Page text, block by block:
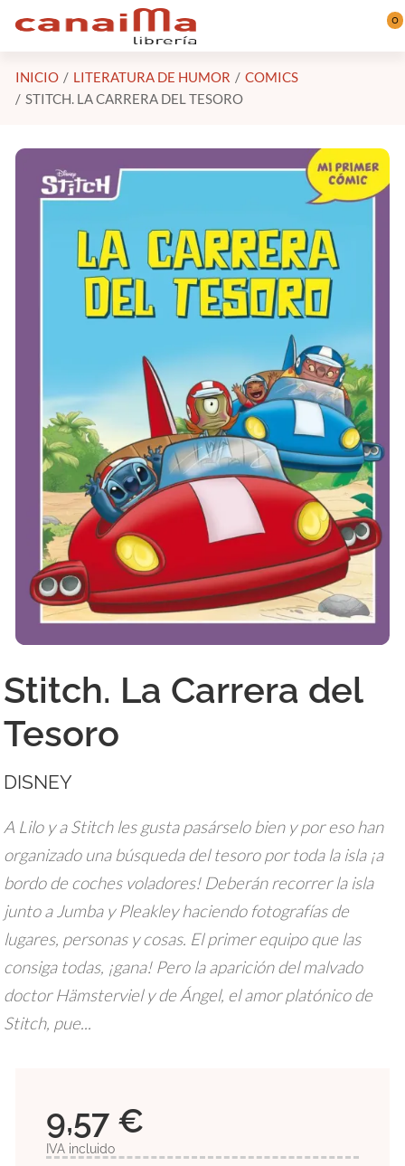
Saltar al contenido principal 0
INICIO LITERATURA DE HUMOR
COMICS
STITCH. LA CARRERA DEL TESORO
Stitch. La Carrera del
Tesoro
DISNEY
A Lilo y a Stitch les gusta pasárselo bien y por eso han
organizado una búsqueda del tesoro por toda la isla ¡a
bordo de coches voladores! Deberán recorrer la isla
junto a Jumba y Pleakley haciendo fotografías de
lugares, personas y cosas. El primer equipo que las
consiga todas, ¡gana! Pero la aparición del malvado
doctor Hämsterviel y de Ángel, el amor platónico de
Stitch, pue...
9,57 €
IVA incluido